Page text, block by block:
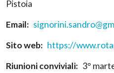
Pistoia
Email
Sito web
https://
Riunioni conviviali
3°